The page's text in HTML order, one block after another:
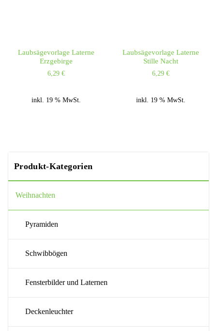
Laubsägevorlage Laterne
Erzgebirge
6,29 €
inkl. 19 % MwSt.
Laubsägevorlage Laterne
Stille Nacht
6,29€
inkl. 19 % MwSt.
Produkt-Kategorien
Weihnachten
Pyramiden
Schwibbögen
Fensterbilder und Laternen
Deckenleuchter